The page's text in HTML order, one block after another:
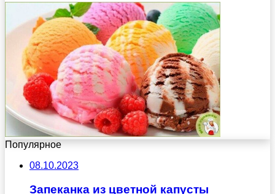
Популярное
08.10.2023
Запеканка из цветной капусты